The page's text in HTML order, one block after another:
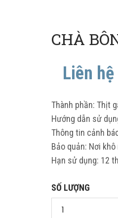
CHÀ
Liên hệ
Thành phần: Thịt
Hướng dẫn sử
Thông tin cảnh
Bảo quản: Nơi
Hạn sử dụng: 12
SỐ LƯỢNG